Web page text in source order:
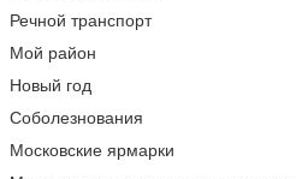
Речной транспорт
Мой район
Новый год
Соболезнования
Московские ярмарки